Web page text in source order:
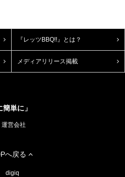
『レッツBBQ!!』とは？
メディアリリース掲載
単に」
運営会社
へ戻る
digiq